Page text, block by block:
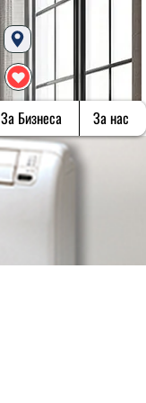
За Бизнеса За нас